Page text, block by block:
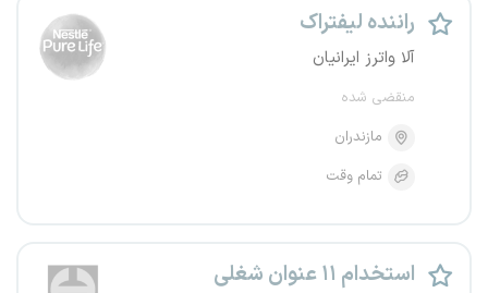
راننده لیفتراک
آلا واترز ایرانیان
منقضی شده
مازندران
تمام وقت
استخدام ۱۱ عنوان شغلی